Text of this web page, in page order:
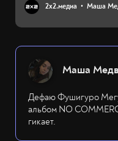
2х2.медиа Маша
Маша
Дефаю Фушигуро
альбом NO
гикает.